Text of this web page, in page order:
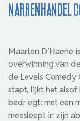
Narrenhandel
Maarten D’Haene
overwinning van
de Levels
stapt, lijkt het alsof
bedriegt: met een
meesleept in zijn